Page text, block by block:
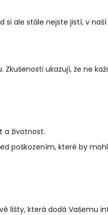
si ale stále nejste jistí, v
ukazují, že ne
a životnost.
poškozením, které by
lišty, která dodá Vašemu